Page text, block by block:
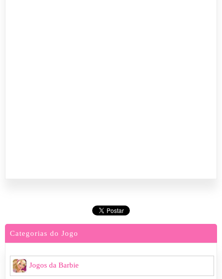
Categorias do Jogo
Jogos da Barbie